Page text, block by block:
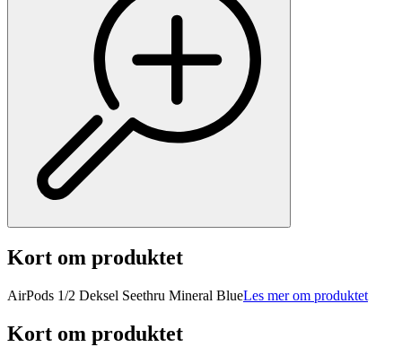
Kort om produktet
AirPods 1/2 Deksel Seethru Mineral BlueLes mer om produktet
Kort om produktet